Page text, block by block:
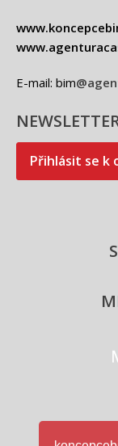
E-mail: bim
Přihlásit se k